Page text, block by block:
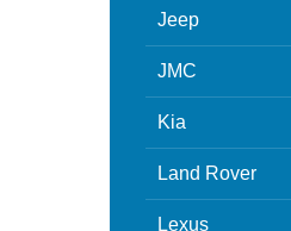
Jeep
JMC
Kia
Land Rover
Lexus